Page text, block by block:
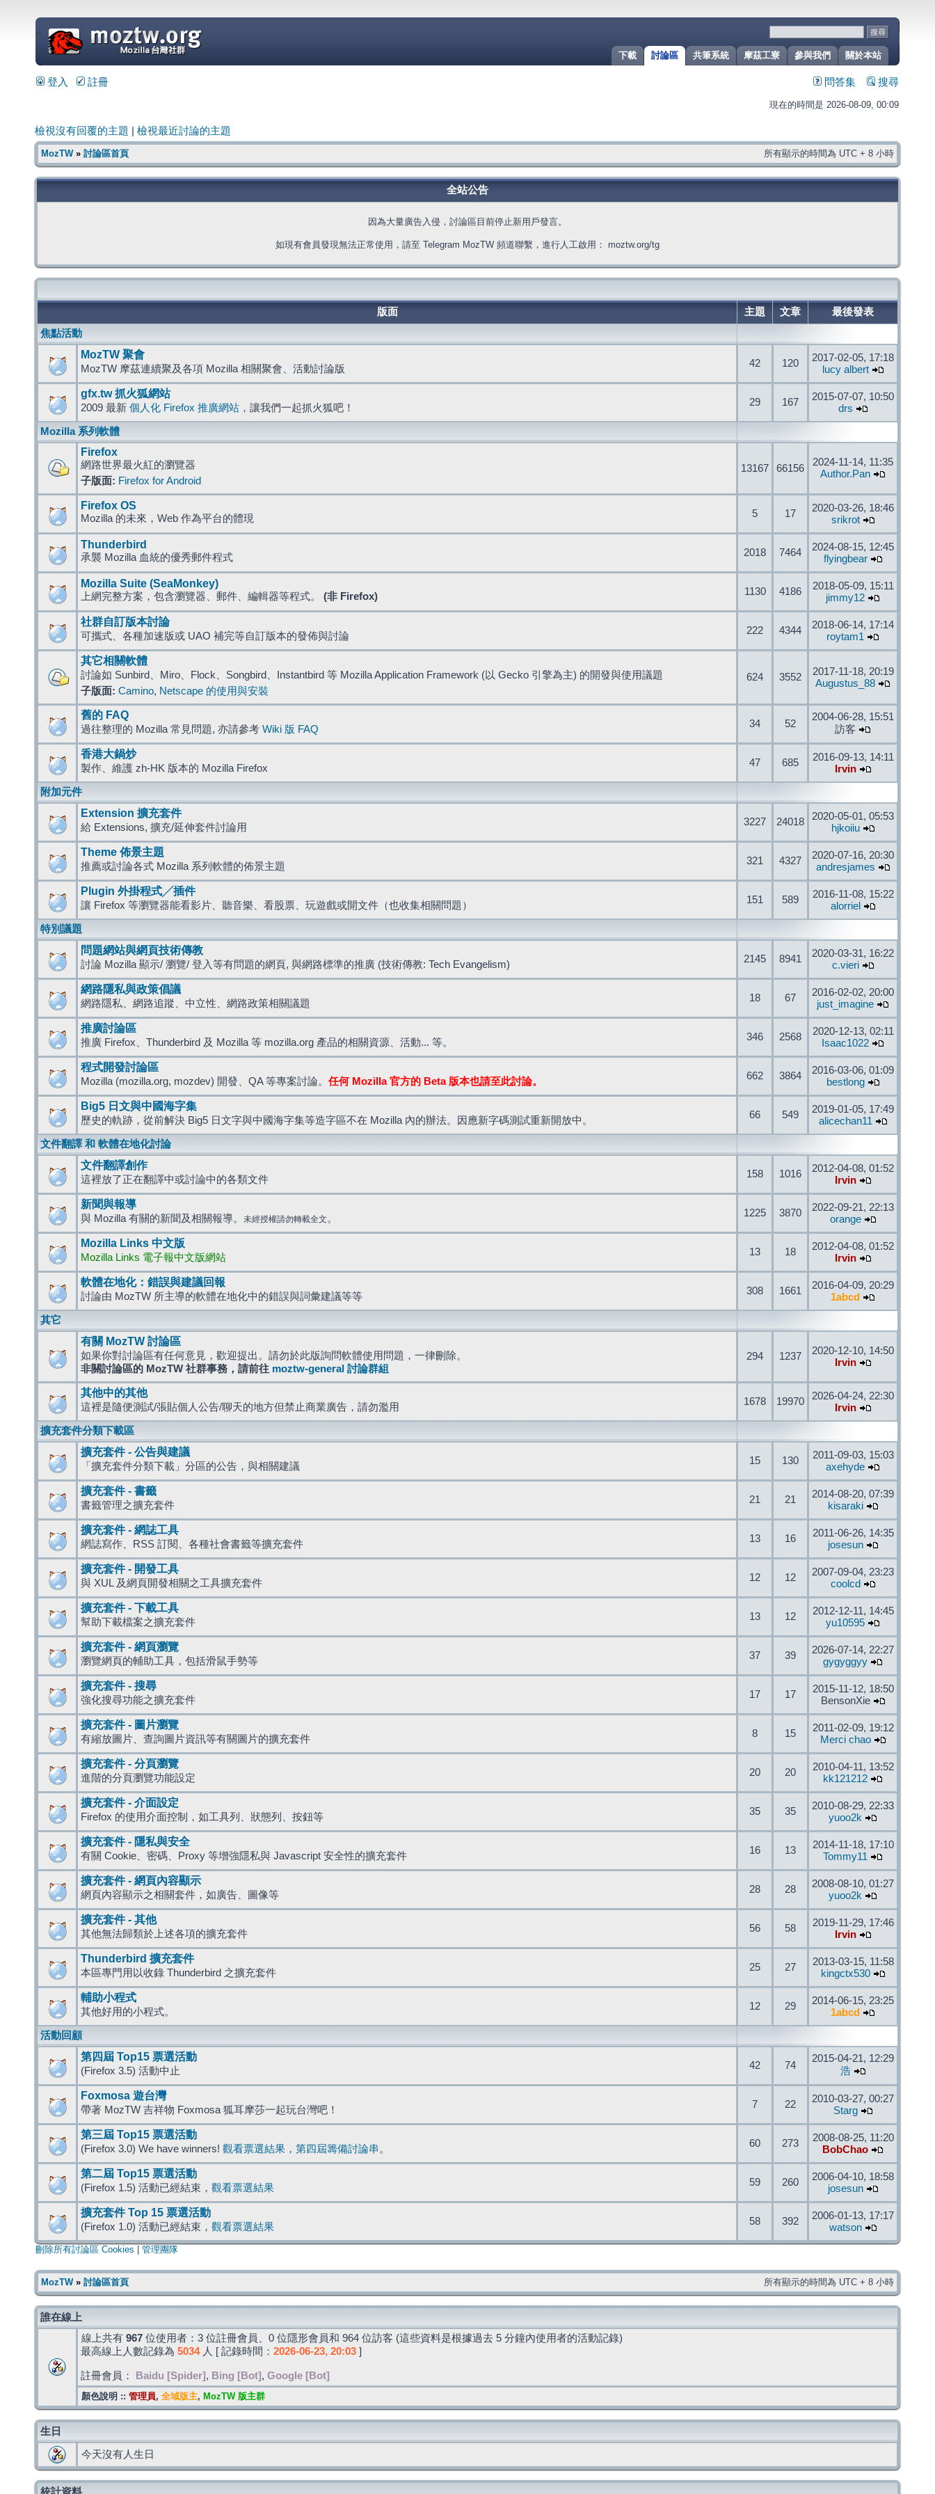
關於本站
參與我們
摩茲工寮
共筆系統
討論區
下載
=
登入 註冊 問答集 搜尋
現在的時間是 2026-08-09, 00:09
檢視沒有回覆的主題 檢視最近討論的主題
MozTW» 討論區首頁 所有顯示的時間為 UTC + 8 小時
全站公告
因為大量廣告入侵，討論區目前停止新用戶發言。
如現有會員發現無法正常使用，請至 Telegram MozTW 頻道聯繫，進行人工啟用： moztw.org/tg
版面 主題 文章
最後發表
焦點活動
MozTW 聚會
MozTW 摩茲連續聚及各項 Mozilla 相關聚會、活動討論版 42 120
2017-02-05, 17:18
lucy albert
gfx.tw 抓火狐網站
2009 最新 個人化 Firefox 推廣網站 ，讓我們一起抓火狐吧！ 29 167
2015-07-07, 10:50
drs
Mozilla 系列軟體
Firefox
網路世界最火紅的瀏覽器
子版面: Firefox for Android
13167 66156
2024-11-14, 11:35
Author.Pan
Firefox OS
Mozilla 的未來，Web 作為平台的體現 5 17
2020-03-26, 18:46
srikrot
Thunderbird
承襲 Mozilla 血統的優秀郵件程式 2018 7464
2024-08-15, 12:45
flyingbear
Mozilla Suite (SeaMonkey)
上網完整方案，包含瀏覽器、郵件、編輯器等程式。 (非 Firefox) 1130 4186
2018-05-09, 15:11
jimmy12
社群自訂版本討論
可攜式、各種加速版或 UAO 補完等自訂版本的發佈與討論 222 4344
2018-06-14, 17:14
roytam1
其它相關軟體
討論如 Sunbird、Miro、Flock、Songbird、Instantbird 等 Mozilla Application Framework (以 Gecko 引擎為主) 的開發與使用議題
子版面: Camino, Netscape 的使用與安裝
624 3552
2017-11-18, 20:19
Augustus_88
舊的 FAQ
過往整理的 Mozilla 常見問題, 亦請參考 Wiki 版 FAQ 34 52
2004-06-28, 15:51
訪客
香港大鍋炒
製作、維護 zh-HK 版本的 Mozilla Firefox 47 685
2016-09-13, 14:11
Irvin
附加元件
Extension 擴充套件
給 Extensions, 擴充/延伸套件討論用 3227 24018
2020-05-01, 05:53
hjkoiiu
Theme 佈景主題
推薦或討論各式 Mozilla 系列軟體的佈景主題 321 4327
2020-07-16, 20:30
andresjames
Plugin 外掛程式╱插件
讓 Firefox 等瀏覽器能看影片、聽音樂、看股票、玩遊戲或開文件（也收集相關問題） 151 589
2016-11-08, 15:22
alorriel
特別議題
問題網站與網頁技術傳教
討論 Mozilla 顯示/ 瀏覽/ 登入等有問題的網頁, 與網路標準的推廣 (技術傳教: Tech Evangelism) 2145 8941
2020-03-31, 16:22
c.vieri
網路隱私與政策倡議
網路隱私、網路追蹤、中立性、網路政策相關議題 18 67
2016-02-02, 20:00
just_imagine
推廣討論區
推廣 Firefox、Thunderbird 及 Mozilla 等 mozilla.org 產品的相關資源、活動... 等。 346 2568
2020-12-13, 02:11
Isaac1022
程式開發討論區
Mozilla (mozilla.org, mozdev) 開發、QA 等專案討論。 任何 Mozilla 官方的 Beta 版本也請至此討論。 662 3864
2016-03-06, 01:09
bestlong
Big5 日文與中國海字集
歷史的軌跡，從前解決 Big5 日文字與中國海字集等造字區不在 Mozilla 內的辦法。因應新字碼測試重新開放中。 66 549
2019-01-05, 17:49
alicechan11
文件翻譯 和 軟體在地化討論
文件翻譯創作
這裡放了正在翻譯中或討論中的各類文件 158 1016
2012-04-08, 01:52
Irvin
新聞與報導
與 Mozilla 有關的新聞及相關報導。 未經授權請勿轉載全文 。 1225 3870
2022-09-21, 22:13
orange
Mozilla Links 中文版
Mozilla Links 電子報中文版網站 13 18
2012-04-08, 01:52
Irvin
軟體在地化：錯誤與建議回報
討論由 MozTW 所主導的軟體在地化中的錯誤與詞彙建議等等 308 1661
2016-04-09, 20:29
1abcd
其它
有關 MozTW 討論區
如果你對討論區有任何意見，歡迎提出。請勿於此版詢問軟體使用問題，一律刪除。
非關討論區的 MozTW 社群事務，請前往 moztw-general 討論群組
294 1237
2020-12-10, 14:50
Irvin
其他中的其他
這裡是隨便測試/張貼個人公告/聊天的地方但禁止商業廣告，請勿濫用 1678 19970
2026-04-24, 22:30
Irvin
擴充套件分類下載區
擴充套件 - 公告與建議
「擴充套件分類下載」分區的公告，與相關建議 15 130
2011-09-03, 15:03
axehyde
擴充套件 - 書籤
書籤管理之擴充套件 21 21
2014-08-20, 07:39
kisaraki
擴充套件 - 網誌工具
網誌寫作、RSS 訂閱、各種社會書籤等擴充套件 13 16
2011-06-26, 14:35
josesun
擴充套件 - 開發工具
與 XUL 及網頁開發相關之工具擴充套件 12 12
2007-09-04, 23:23
coolcd
擴充套件 - 下載工具
幫助下載檔案之擴充套件 13 12
2012-12-11, 14:45
yu10595
擴充套件 - 網頁瀏覽
瀏覽網頁的輔助工具，包括滑鼠手勢等 37 39
2026-07-14, 22:27
gygyggyy
擴充套件 - 搜尋
強化搜尋功能之擴充套件 17 17
2015-11-12, 18:50
BensonXie
擴充套件 - 圖片瀏覽
有縮放圖片、查詢圖片資訊等有關圖片的擴充套件 8 15
2011-02-09, 19:12
Merci chao
擴充套件 - 分頁瀏覽
進階的分頁瀏覽功能設定 20 20
2010-04-11, 13:52
kk121212
擴充套件 - 介面設定
Firefox 的使用介面控制，如工具列、狀態列、按鈕等 35 35
2010-08-29, 22:33
yuoo2k
擴充套件 - 隱私與安全
有關 Cookie、密碼、Proxy 等增強隱私與 Javascript 安全性的擴充套件 16 13
2014-11-18, 17:10
Tommy11
擴充套件 - 網頁內容顯示
網頁內容顯示之相關套件，如廣告、圖像等 28 28
2008-08-10, 01:27
yuoo2k
擴充套件 - 其他
其他無法歸類於上述各項的擴充套件 56 58
2019-11-29, 17:46
Irvin
Thunderbird 擴充套件
本區專門用以收錄 Thunderbird 之擴充套件 25 27
2013-03-15, 11:58
kingctx530
輔助小程式
其他好用的小程式。 12 29
2014-06-15, 23:25
1abcd
活動回顧
第四屆 Top15 票選活動
(Firefox 3.5) 活動中止 42 74
2015-04-21, 12:29
浩
Foxmosa 遊台灣
帶著 MozTW 吉祥物 Foxmosa 狐耳摩莎一起玩台灣吧！ 7 22
2010-03-27, 00:27
Starg
第三屆 Top15 票選活動
(Firefox 3.0) We have winners! 觀看票選結果 ， 第四屆籌備討論串 。 60 273
2008-08-25, 11:20
BobChao
第二屆 Top15 票選活動
(Firefox 1.5) 活動已經結束， 觀看票選結果 59 260
2006-04-10, 18:58
josesun
擴充套件 Top 15 票選活動
(Firefox 1.0) 活動已經結束， 觀看票選結果 58 392
2006-01-13, 17:17
watson
刪除所有討論區 Cookies 管理團隊
MozTW» 討論區首頁 所有顯示的時間為 UTC + 8 小時
誰在線上
線上共有 967 位使用者：3 位註冊會員、0 位隱形會員和 964 位訪客 (這些資料是根據過去 5 分鐘內使用者的活動記錄)
最高線上人數記錄為 5034人 [ 記錄時間： 2026-06-23, 20:03 ]
註冊會員： Baidu [Spider] , Bing [Bot] , Google [Bot]
顏色說明 :: 管理員, 全域版主, MozTW 版主群
生日
今天沒有人生日